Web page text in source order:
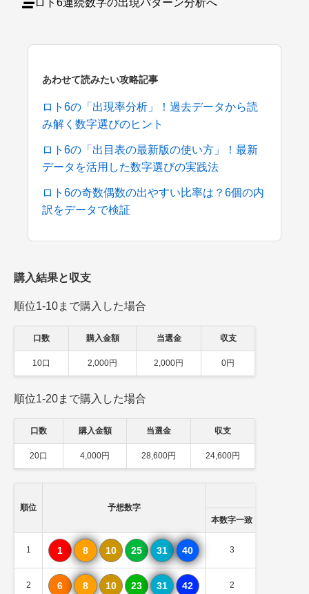
ロト6連続数字の出現パターン分析へ
あわせて読みたい攻略記事
ロト6の「出現率分析」！過去データから読
み解く数字選びのヒント
ロト6の「出目表の最新版の使い方」！最新
データを活用した数字選びの実践法
ロト6の奇数偶数の出やすい比率は？6個の内
訳をデータで検証
購入結果と収支
順位1-10まで購入した場合
口数 購入金額 当選金 収支
10口 2,000円 2,000円 0円
順位1-20まで購入した場合
口数 購入金額 当選金 収支
20口 4,000円 28,600円 24,600円
順位
予想数字
本数字一致
1 1 8 10 25 31 40 3
2 6 8 10 23 31 42 2